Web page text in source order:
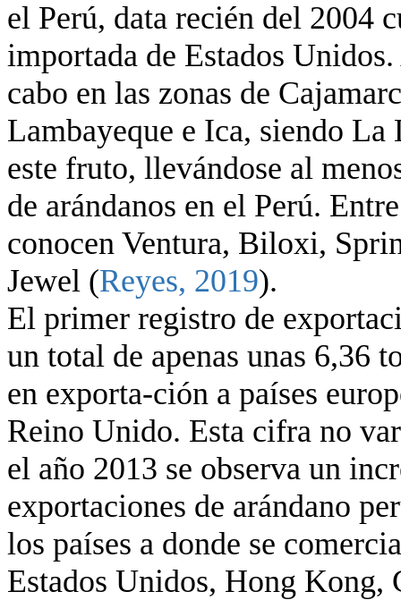
el Perú, data recién del 2004
importada de Estados
cabo en las zonas de
Lambayeque e Ica, siendo
este fruto, llevándose al
de arándanos en el Perú.
conocen Ventura, Biloxi,
Jewel (Reyes, 2019).
El primer registro de
un total de apenas unas 6,36
en exporta-ción a países
Reino Unido. Esta cifra no
el año 2013 se observa un
exportaciones de arándano
los países a donde se
Estados Unidos, Hong Kong,